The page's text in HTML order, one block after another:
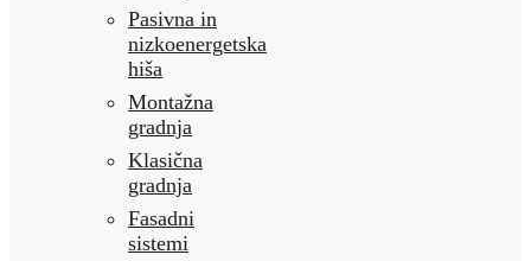
Pasivna in
nizkoenergetska
hiša
Montažna
gradnja
Klasična
gradnja
Fasadni
sistemi